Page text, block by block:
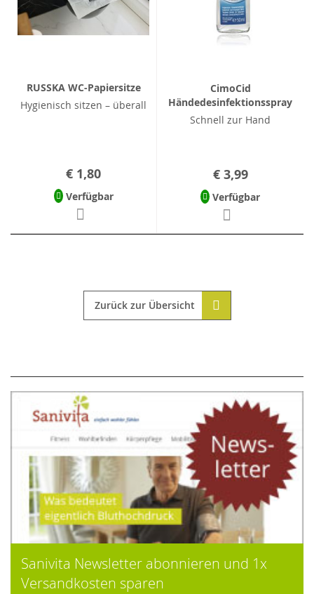
RUSSKA WC-Papiersitze
Hygienisch sitzen – überall
€ 1,80
Verfügbar
CimoCid
Händedesinfektionsspray
Schnell zur Hand
€ 3,99
Verfügbar
Zurück zur Übersicht
Sanivita Newsletter abonnieren und 1x
Versandkosten sparen